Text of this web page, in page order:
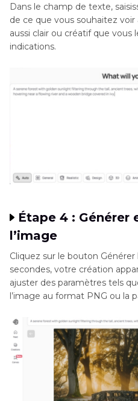
Dans le champ de texte,
de ce que vous souhaitez voir
aussi clair ou créatif que vous
indications.
Étape 4 : Générer
l’image
Cliquez sur le bouton Générer
secondes, votre création
ajuster des paramètres tels
l’image au format PNG ou la